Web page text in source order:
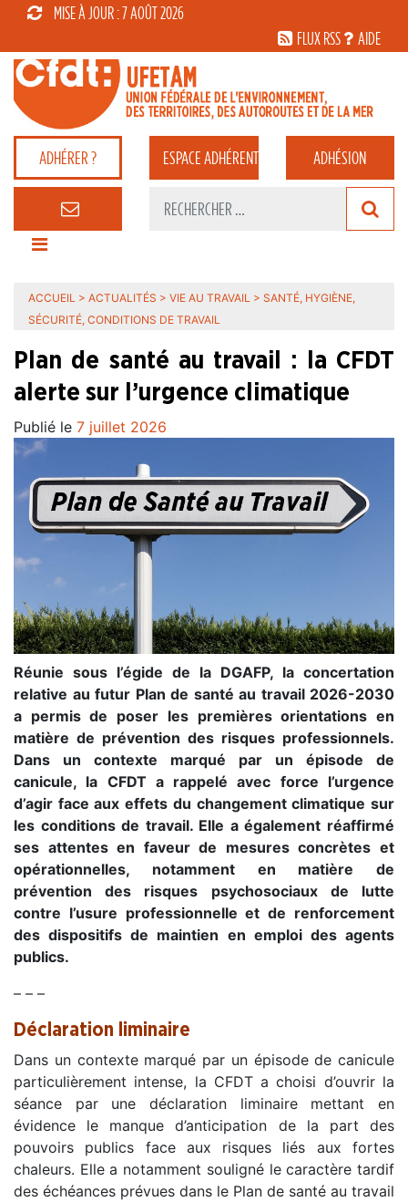
MISE À JOUR : 7 AOÛT 2026
FLUX RSS
AIDE
ADHÉRER ? ESPACEADHÉRENT ADHÉSION
ACCUEIL > ACTUALITÉS > VIE AU TRAVAIL > SANTÉ, HYGIÈNE,
SÉCURITÉ, CONDITIONS DE TRAVAIL
Plan de santé au travail : la CFDT
alerte sur l’urgence climatique
Publié le 7 juillet 2026
Réunie sous l’égide de la DGAFP, la concertation
relative au futur Plan de santé au travail 2026-2030
a permis de poser les premières orientations en
matière de prévention des risques professionnels.
Dans un contexte marqué par un épisode de
canicule, la CFDT a rappelé avec force l’urgence
d’agir face aux effets du changement climatique sur
les conditions de travail. Elle a également réaffirmé
ses attentes en faveur de mesures concrètes et
opérationnelles, notamment en matière de
prévention des risques psychosociaux de lutte
contre l’usure professionnelle et de renforcement
des dispositifs de maintien en emploi des agents
publics.
– – –
Déclaration liminaire
Dans un contexte marqué par un épisode de canicule
particulièrement intense, la CFDT a choisi d’ouvrir la
séance par une déclaration liminaire mettant en
évidence le manque d’anticipation de la part des
pouvoirs publics face aux risques liés aux fortes
chaleurs. Elle a notamment souligné le caractère tardif
des échéances prévues dans le Plan de santé au travail